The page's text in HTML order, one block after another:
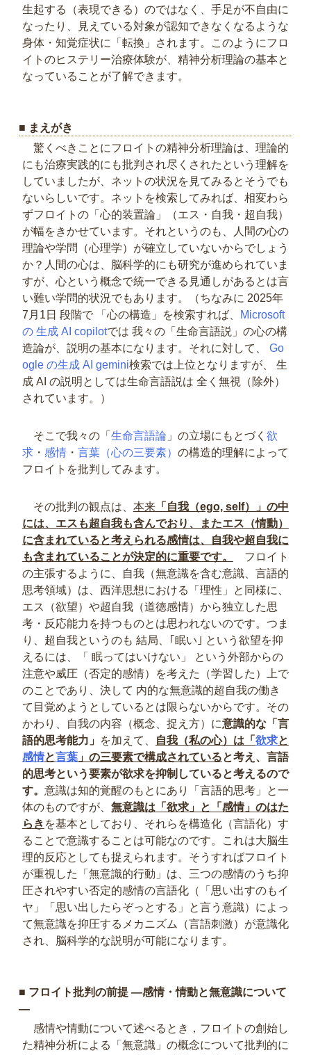
生起する（表現できる）のではなく、手足が不自由に
なったり、見えている対象が認知できなくなるような
身体・知覚症状に「転換」されます。このようにフロ
イトのヒステリー治療体験が、精神分析理論の基本と
なっていることが了解できます。
■ まえがき
驚くべきことにフロイトの精神分析理論は、理論的
にも治療実践的にも批判され尽くされたという理解を
していましたが、ネットの状況を見てみるとそうでも
ないらしいです。ネットを検索してみれば、相変わら
ずフロイトの「心的装置論」（エス・自我・超自我）
が幅をきかせています。それというのも、人間の心の
理論や学問（心理学）が確立していないからでしょう
か？人間の心は、脳科学的にも研究が進められていま
すが、心という概念で統一できる見通しがあるとは言
い難い学問的状況でもあります。（ちなみに 2025年
7月1日 段階で 「心の構造」を検索すれば、
Microsoft
の 生成 AI copilotでは 我々の「生命言語説」の心の構
造論が、説明の基本になります。それに対して、 Go
ogle の生成 AI gemini検索では上位となりますが、 生
成 AI の説明としては生命言語説は 全く無視（除外）
されています。）
そこで我々の「 生命言語論 」の立場にもとづく 欲
求・ 感情・ 言葉（心の三要素） の構造的理解によって
フロイトを批判してみます。
その批判の観点は、 本来「自我（ego, self）」の中
には、エスも超自我も含んでおり、またエス（情動）
に含まれていると考えられる感情は、自我や超自我に
も含まれていることが決定的に重要です。
フロイト
の主張するように、自我（無意識を含む意識、言語的
思考領域）は、西洋思想における「理性」と同様に、
エス（欲望）や超自我（道徳感情）から独立した思
考・反応能力を持つものとは思われないのです。つま
り、超自我というのも 結局、｢眠い｣ という欲望を抑
えるには、「 眠ってはいけない」 という外部からの
注意や威圧（否定的感情）を考えた（学習した）上で
のことであり、決して 内的な無意識的超自我の働き
て目覚めようとしているとは限らないからです。その
かわり、自我の内容（概念、捉え方）に意識的な「言
語的思考能力」 を加えて、 自我（私の心）は「 欲求と
感情と言葉」の三要素で構成されていると考え、言語
的思考という要素が欲求を抑制していると考えるので
す。 意識は知的覚醒のもとにあり「言語的思考」と一
体のものですが、 無意識は「欲求」と「感情」のはた
らき を基本としており、それらを構造化（言語化）す
ることで意識することは可能なのです。これは大脳生
理的反応としても捉えられます。そうすればフロイト
が重視した「無意識的行動」は、三つの感情のうち抑
圧されやすい否定的感情の言語化（「思い出すのもイ
ヤ」「思い出したらぞっとする」と言う意識）によっ
て無意識を抑圧するメカニズム（言語刺激）が意識化
され、脳科学的な説明が可能になります。
■ フロイト批判の前提 ―感情・情動と無意識について
―
感情や情動について述べるとき，フロイトの創始し
た精神分析による「無意識」の概念について批判的に